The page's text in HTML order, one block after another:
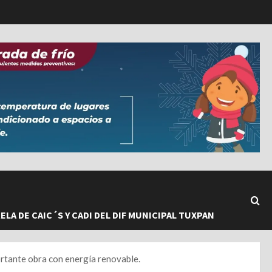
DE CAIC´S Y CADI DEL DIF MUNICIPAL TUXPAN
obra con energía renovable.